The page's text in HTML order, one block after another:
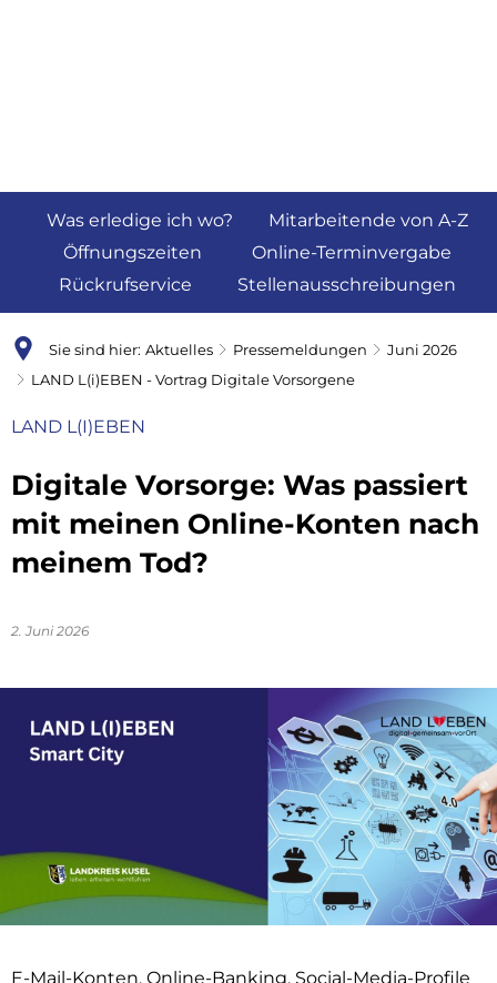
Was erledige ich wo?
Mitarbeitende von A-Z
Öffnungszeiten
Online-Terminvergabe
Rückrufservice
Stellenausschreibungen
Sie sind hier: Aktuelles Pressemeldungen
Juni 2026
LAND L(i)EBEN - Vortrag Digitale Vorsorgene
LAND L(I)EBEN
Digitale Vorsorge: Was passiert
mit meinen Online-Konten nach
meinem Tod?
2. Juni 2026
E-Mail-Konten, Online-Banking, Social-Media-Profile